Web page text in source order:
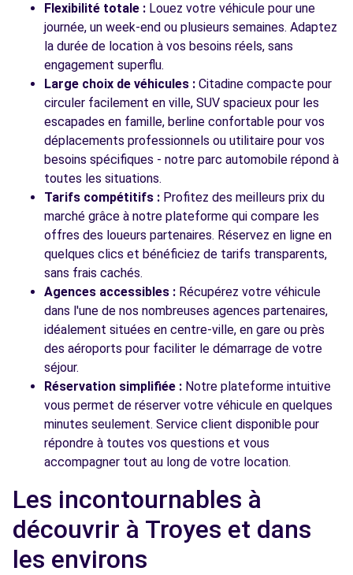
Flexibilité totale : Louez votre véhicule pour une
journée, un week-end ou plusieurs semaines. Adaptez
la durée de location à vos besoins réels, sans
engagement superflu.
Large choix de véhicules : Citadine compacte pour
circuler facilement en ville, SUV spacieux pour les
escapades en famille, berline confortable pour vos
déplacements professionnels ou utilitaire pour vos
besoins spécifiques - notre parc automobile répond à
toutes les situations.
Tarifs compétitifs : Profitez des meilleurs prix du
marché grâce à notre plateforme qui compare les
offres des loueurs partenaires. Réservez en ligne en
quelques clics et bénéficiez de tarifs transparents,
sans frais cachés.
Agences accessibles : Récupérez votre véhicule
dans l'une de nos nombreuses agences partenaires,
idéalement situées en centre-ville, en gare ou près
des aéroports pour faciliter le démarrage de votre
séjour.
Réservation simplifiée : Notre plateforme intuitive
vous permet de réserver votre véhicule en quelques
minutes seulement. Service client disponible pour
répondre à toutes vos questions et vous
accompagner tout au long de votre location.
Les incontournables à
découvrir à Troyes et dans
les environs